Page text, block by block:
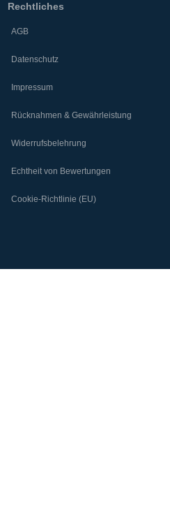
Rechtliches
AGB
Datenschutz
Impressum
Rücknahmen & Gewährleistung
Widerrufsbelehrung
Echtheit von Bewertungen
Cookie-Richtlinie (EU)